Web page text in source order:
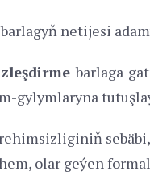
netijesi
barlaga
gylymlaryna
olar geýen